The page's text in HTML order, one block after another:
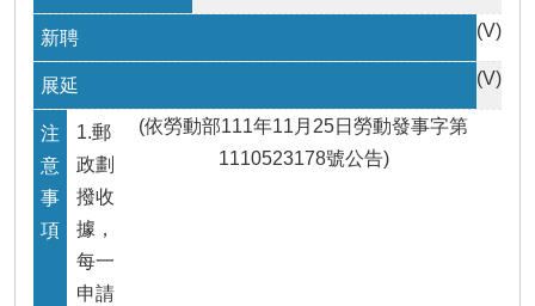
瀆
(V)
(V)
1.郵
政劃
撥收
據，
每一
申請
(依勞動部111年11月25日勞動發事字第
1110523178號公告)